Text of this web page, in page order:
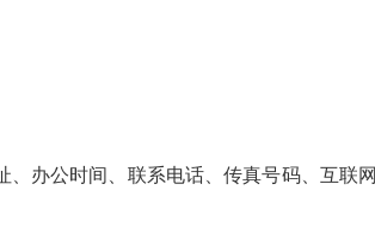
办公时间、联系电话、传真号码、互联网